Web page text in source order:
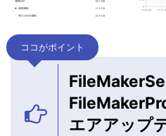
ココがポイント
エアアップ